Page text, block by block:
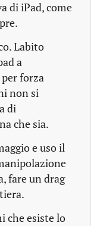
di iPad, come
Labito
a
forza
non si
di
che sia.
e uso il
fare un drag
che esiste lo